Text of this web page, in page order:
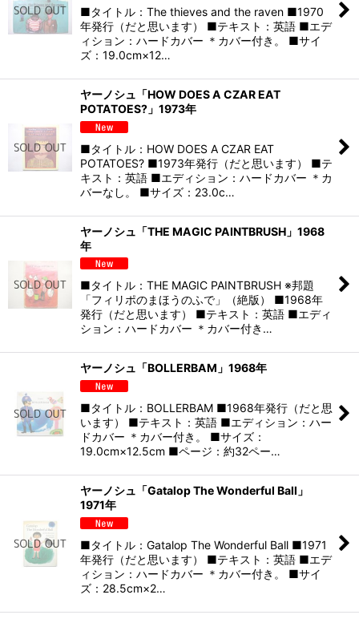
■タイトル：The thieves and the raven ■1970
年発行（だと思います） ■テキスト：英語 ■エデ
ィション：ハードカバー ＊カバー付き。 ■サイ
ズ：19.0cm×12…
ヤーノシュ「HOW DOES A CZAR EAT
POTATOES?」1973年
■タイトル：HOW DOES A CZAR EAT
POTATOES? ■1973年発行（だと思います） ■テ
キスト：英語 ■エディション：ハードカバー ＊カ
バーなし。 ■サイズ：23.0c…
ヤーノシュ「THE MAGIC PAINTBRUSH」1968
年
■タイトル：THE MAGIC PAINTBRUSH ※邦題
「フィリポのまほうのふで」（絶版） ■1968年
発行（だと思います） ■テキスト：英語 ■エディ
ション：ハードカバー ＊カバー付き…
ヤーノシュ「BOLLERBAM」1968年
■タイトル：BOLLERBAM ■1968年発行（だと思
います） ■テキスト：英語 ■エディション：ハー
ドカバー ＊カバー付き。 ■サイズ：
19.0cm×12.5cm ■ページ：約32ペー…
ヤーノシュ「Gatalop The Wonderful Ball」
1971年
■タイトル：Gatalop The Wonderful Ball ■1971
年発行（だと思います） ■テキスト：英語 ■エデ
ィション：ハードカバー ＊カバー付き。 ■サイ
ズ：28.5cm×2…